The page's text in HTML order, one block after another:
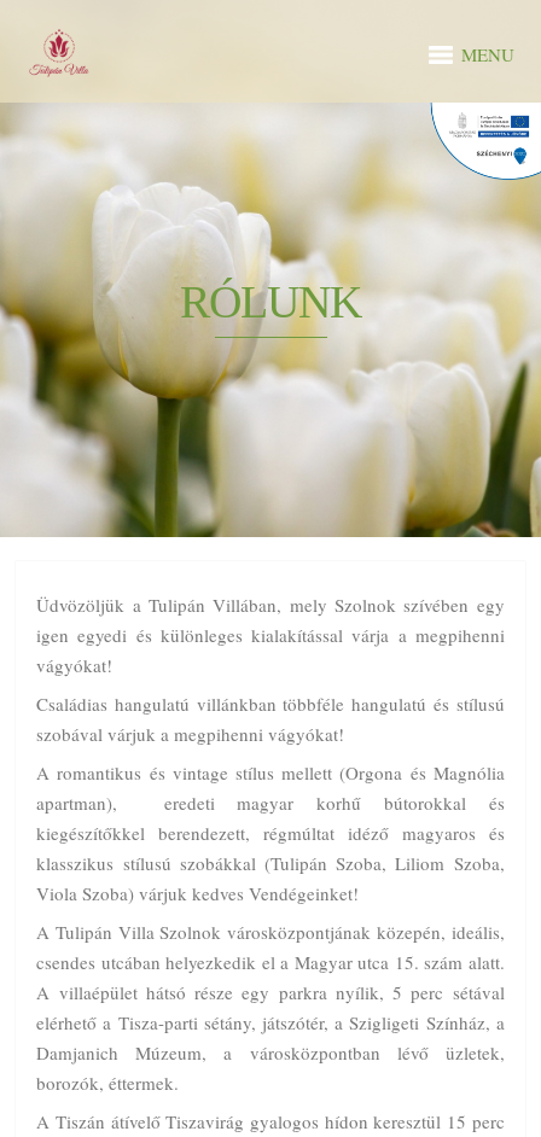
MENU
RÓLUNK
Üdvözöljük a Tulipán Villában, mely Szolnok szívében egy
igen egyedi és különleges kialakítással várja a megpihenni
vágyókat!
Családias hangulatú villánkban többféle hangulatú és stílusú
szobával várjuk a megpihenni vágyókat!
A romantikus és vintage stílus mellett (Orgona és Magnólia
apartman), eredeti magyar korhű bútorokkal és
kiegészítőkkel berendezett, régmúltat idéző magyaros és
klasszikus stílusú szobákkal (Tulipán Szoba, Liliom Szoba,
Viola Szoba) várjuk kedves Vendégeinket!
A Tulipán Villa Szolnok városközpontjának közepén, ideális,
csendes utcában helyezkedik el a Magyar utca 15. szám alatt.
A villaépület hátsó része egy parkra nyílik, 5 perc sétával
elérhető a Tisza-parti sétány, játszótér, a Szigligeti Színház, a
Damjanich Múzeum, a városközpontban lévő üzletek,
borozók, éttermek.
A Tiszán átívelő Tiszavirág gyalogos hídon keresztül 15 perc